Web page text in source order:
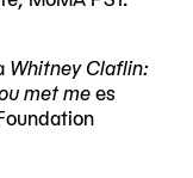
Whitney Claflin:
met mees